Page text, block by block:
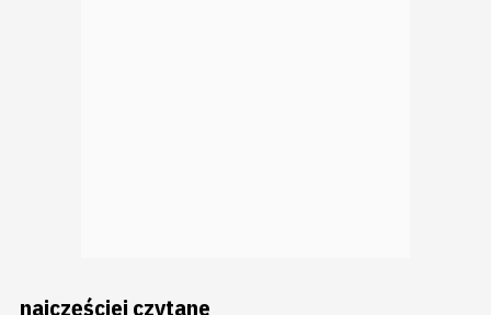
najczęściej czytane